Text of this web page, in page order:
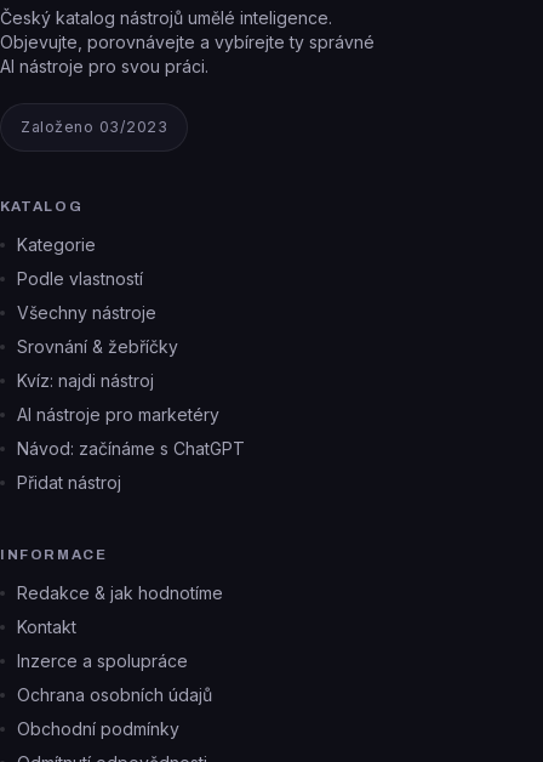
Český katalog nástrojů umělé inteligence.
Objevujte, porovnávejte a vybírejte ty správné
AI nástroje pro svou práci.
Založeno 03/2023
KATALOG
Kategorie
Podle vlastností
Všechny nástroje
Srovnání & žebříčky
Kvíz: najdi nástroj
AI nástroje pro marketéry
Návod: začínáme s ChatGPT
Přidat nástroj
INFORMACE
Redakce & jak hodnotíme
Kontakt
Inzerce a spolupráce
Ochrana osobních údajů
Obchodní podmínky